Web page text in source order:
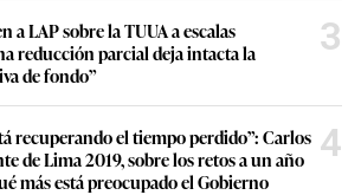
a LAP sobre la TUUA a escalas
reducción parcial deja intacta la
de fondo”
3
recuperando el tiempo perdido”: Carlos
de Lima 2019, sobre los retos a un año
más está preocupado el Gobierno
4